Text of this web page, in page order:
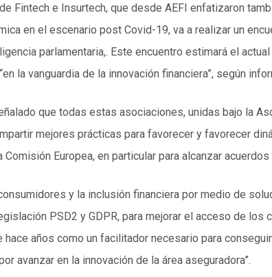
Fintech e Insurtech, que desde AEFI enfatizaron
en el escenario post Covid-19, va a realizar un
parlamentaria,. Este encuentro estimará el
la vanguardia de la innovación financiera”, según
que todas estas asociaciones, unidas bajo la
mejores prácticas para favorecer y favorecer
Europea, en particular para alcanzar
y la inclusión financiera por medio de
PSD2 y GDPR, para mejorar el acceso de
años como un facilitador necesario para
avanzar en la innovación de la área aseguradora”.